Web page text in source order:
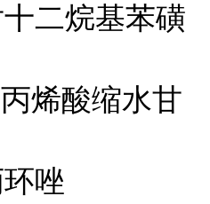
二烷基苯磺
烯酸缩水甘
唑